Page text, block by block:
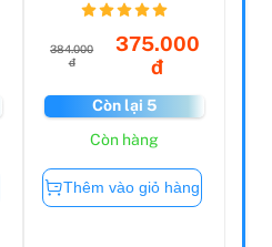
Question...
384.000
đ
375.000
đ
Còn lại 5
Còn hàng
Thêm vào giỏ hàng